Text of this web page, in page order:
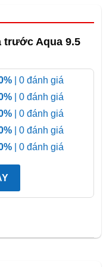
trước Aqua 9.5
| 0 đánh giá
| 0 đánh giá
| 0 đánh giá
| 0 đánh giá
| 0 đánh giá